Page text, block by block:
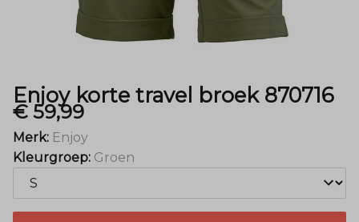
Enjoy korte travel broek 870716
€ 59,99
Merk: Enjoy
Kleurgroep: Groen